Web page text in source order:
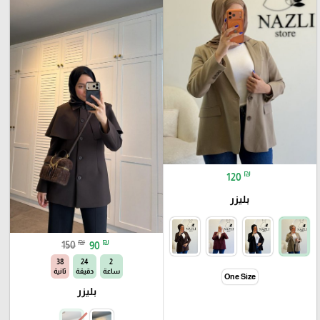
120 ₪
بليزر
One Size
150 ₪ 90 ₪
2
ساعة
24
دقيقة
35
ثانية
بليزر